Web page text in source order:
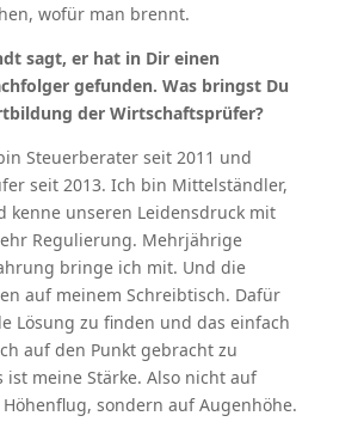
wofür man brennt.
sagt, er hat in Dir einen
gefunden. Was bringst Du
der Wirtschaftsprüfer?
Steuerberater seit 2011 und
seit 2013. Ich bin Mittelständler,
kenne unseren Leidensdruck mit
Regulierung. Mehrjährige
bringe ich mit. Und die
auf meinem Schreibtisch. Dafür
Lösung zu finden und das einfach
auf den Punkt gebracht zu
ist meine Stärke. Also nicht auf
sondern auf Augenhöhe.